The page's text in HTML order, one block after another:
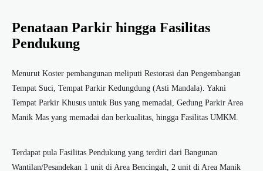
Penataan Parkir hingga Fasilitas
Pendukung
Menurut Koster pembangunan meliputi Restorasi dan Pengembangan
Tempat Suci, Tempat Parkir Kedungdung (Asti Mandala). Yakni
Tempat Parkir Khusus untuk Bus yang memadai, Gedung Parkir Area
Manik Mas yang memadai dan berkualitas, hingga Fasilitas UMKM.
Terdapat pula Fasilitas Pendukung yang terdiri dari Bangunan
Wantilan/Pesandekan 1 unit di Area Bencingah, 2 unit di Area Manik